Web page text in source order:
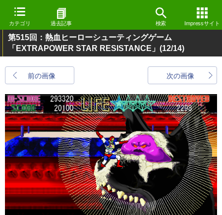
カテゴリ 過去記事 検索 Impressサイト
第515回：熱血ヒーローシューティングゲーム
「EXTRAPOWER STAR RESISTANCE」 (12/14)
前の画像 次の画像